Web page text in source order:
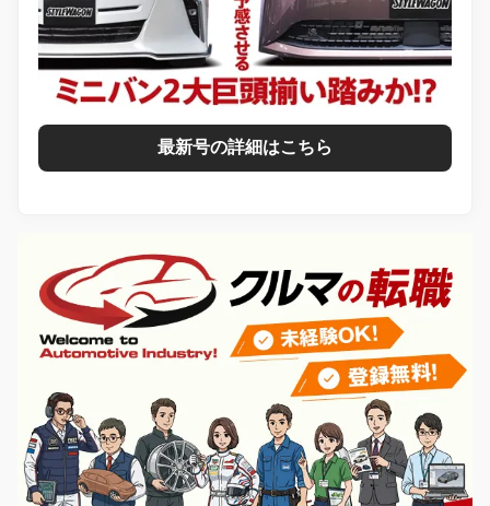
最新号の詳細はこちら